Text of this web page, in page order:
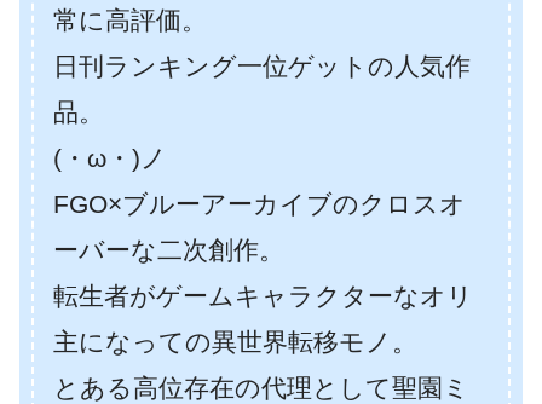
常に高評価。
日刊ランキング一位ゲットの人気作
品。
(・ω・)ノ
FGO×ブルーアーカイブのクロスオ
ーバーな二次創作。
転生者がゲームキャラクターなオリ
主になっての異世界転移モノ。
とある高位存在の代理として聖園ミ